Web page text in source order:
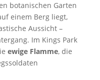
botanischen Garten
einem Berg liegt,
Aussicht –
Im Kings Park
ewige Flamme, die